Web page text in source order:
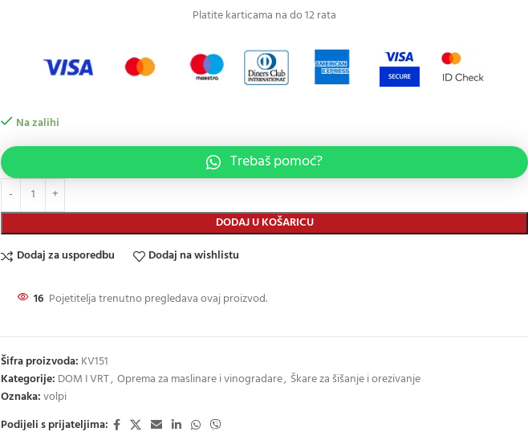
Platite karticama na do 12 rata
Na zalihi
DODAJ U KOŠARICU
Trebaš pomoć?
Dodaj za usporedbu Dodaj na wishlistu
16 Pojetitelja trenutno pregledava ovaj proizvod.
Šifra proizvoda: KV151
Kategorije: DOM I VRT, Oprema za maslinare i vinogradare, Škare za šišanje i orezivanje
Oznaka:volpi
Podijeli s prijateljima: